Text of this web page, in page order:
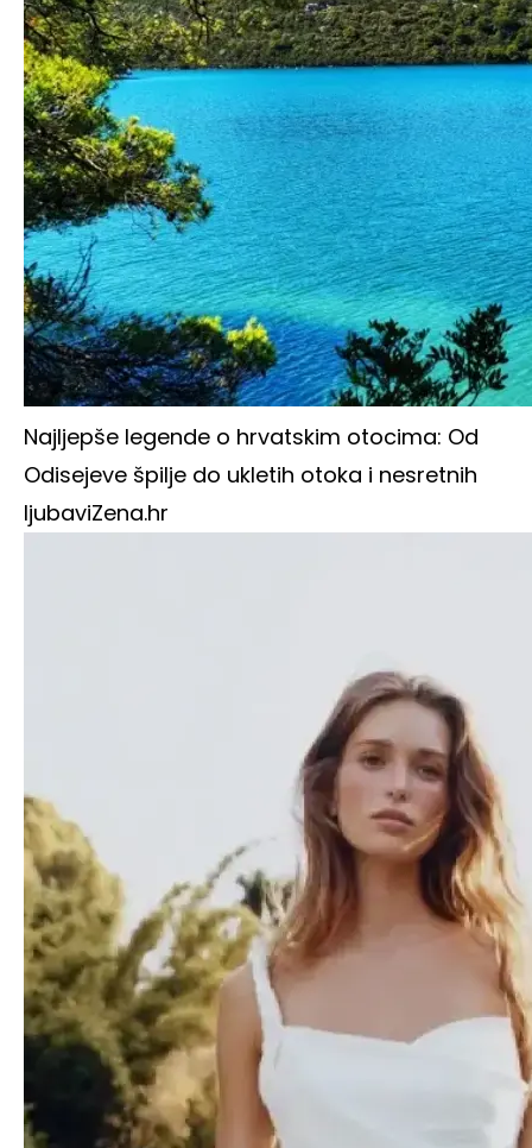
Najljepše legende o hrvatskim otocima: Od
Odisejeve špilje do ukletih otoka i nesretnih
ljubaviZena.hr